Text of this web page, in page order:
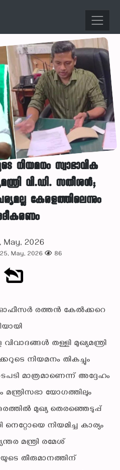
നിയമനം സ്വാഭാവിക
വി.ഡി. സതീശൻ;
കേരളത്തിലെന്നും
May, 2026
May, 2026 86
രത്തൻ കേൽക്കറെ
തള്ളി മുഖ്യമന്ത്രി
നിയമനം തികച്ചും
മാത്രമാണെന്ന് അദ്ദേഹം
മന്ത്രിസഭാ യോഗത്തിലും
മുഖ്യ തെരഞ്ഞെടുപ്പ്
നിയമിച്ച കാര്യം
മന്ത്രി രമേശ്
തീരുമാനത്തിന്